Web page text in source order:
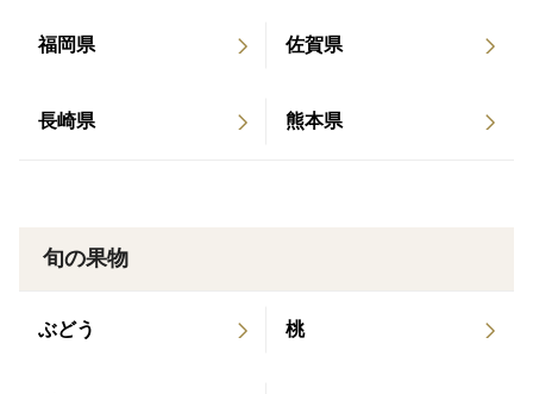
福岡県 佐賀県
長崎県 熊本県
旬の果物
ぶどう 桃